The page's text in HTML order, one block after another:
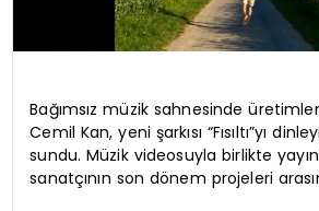
Bağımsız müzik sahnesinde
Cemil Kan, yeni şarkısı “Fısıltı”yı
sundu. Müzik videosuyla birlikte
sanatçının son dönem projeleri